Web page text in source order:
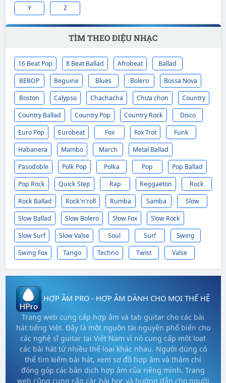
Y
Z
TÌM THEO ĐIỆU NHẠC
16 Beat Pop 8 Beat Ballad Afrobeat
Ballad
BEBOP
Beguine Blues Bolero
Bossa Nova
Boston
Calypso Chachacha Chưa chọn
Country
Country Ballad
Country Pop Country Rock
Disco
Euro Pop
Eurobeat Fox Fox Trot
Funk
Habanera
Mambo March
Metal Ballad
Pasodoble
Polk Pop Polka Pop
Pop Ballad
Pop Rock
Quick Step Rap Reggaeton
Rock
Rock Ballad
Rock'n'roll Rumba Samba
Slow
Slow Ballad
Slow Bolero Slow Fox
Slow Rock
Slow Surf
Slow Valse Soul Surf
Swing
Swing Fox
Tango Techno Twist Valse
HỢP ÂM PRO - HỢP ÂM DÀNH CHO MỌI THẾ HỆ
Trang web cung cấp hợp âm và tab guitar cho các bài
hát tiếng Việt. Đây là một nguồn tài nguyên phổ biến cho
các nghệ sĩ guitar tại Việt Nam vì nó cung cấp một loạt
các bài hát từ nhiều thể loại khác nhau. Người dùng có
thể tìm kiếm bài hát, xem sơ đồ hợp âm và thậm chí
đóng góp các bản dịch hợp âm của riêng mình. Trang
web cũng cung cấp các bài học và hướng dẫn cho người